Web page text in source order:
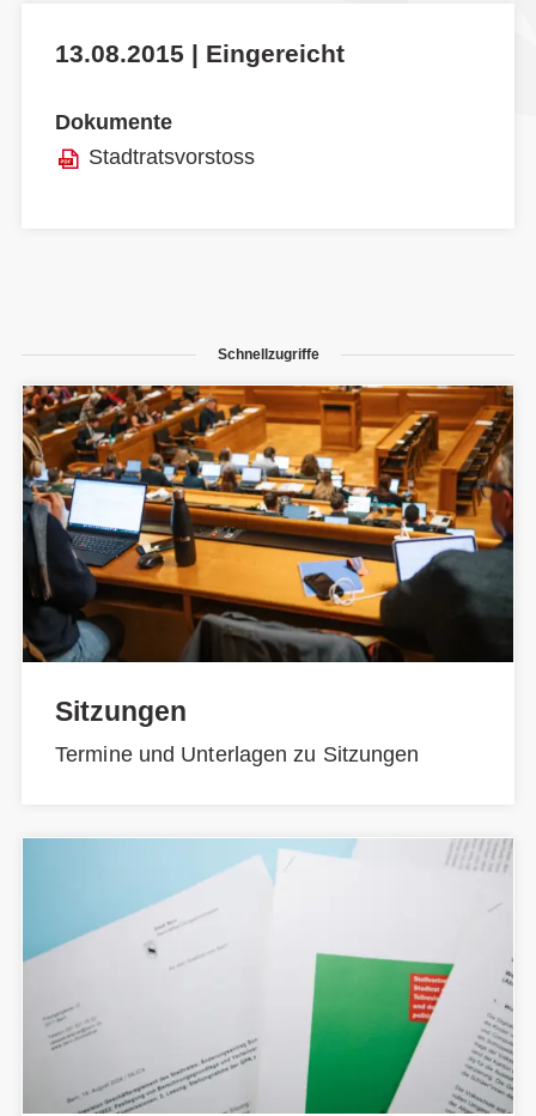
13.08.2015 | Eingereicht
Dokumente
Stadtratsvorstoss
Schnellzugriffe
Sitzungen
Termine und Unterlagen zu Sitzungen